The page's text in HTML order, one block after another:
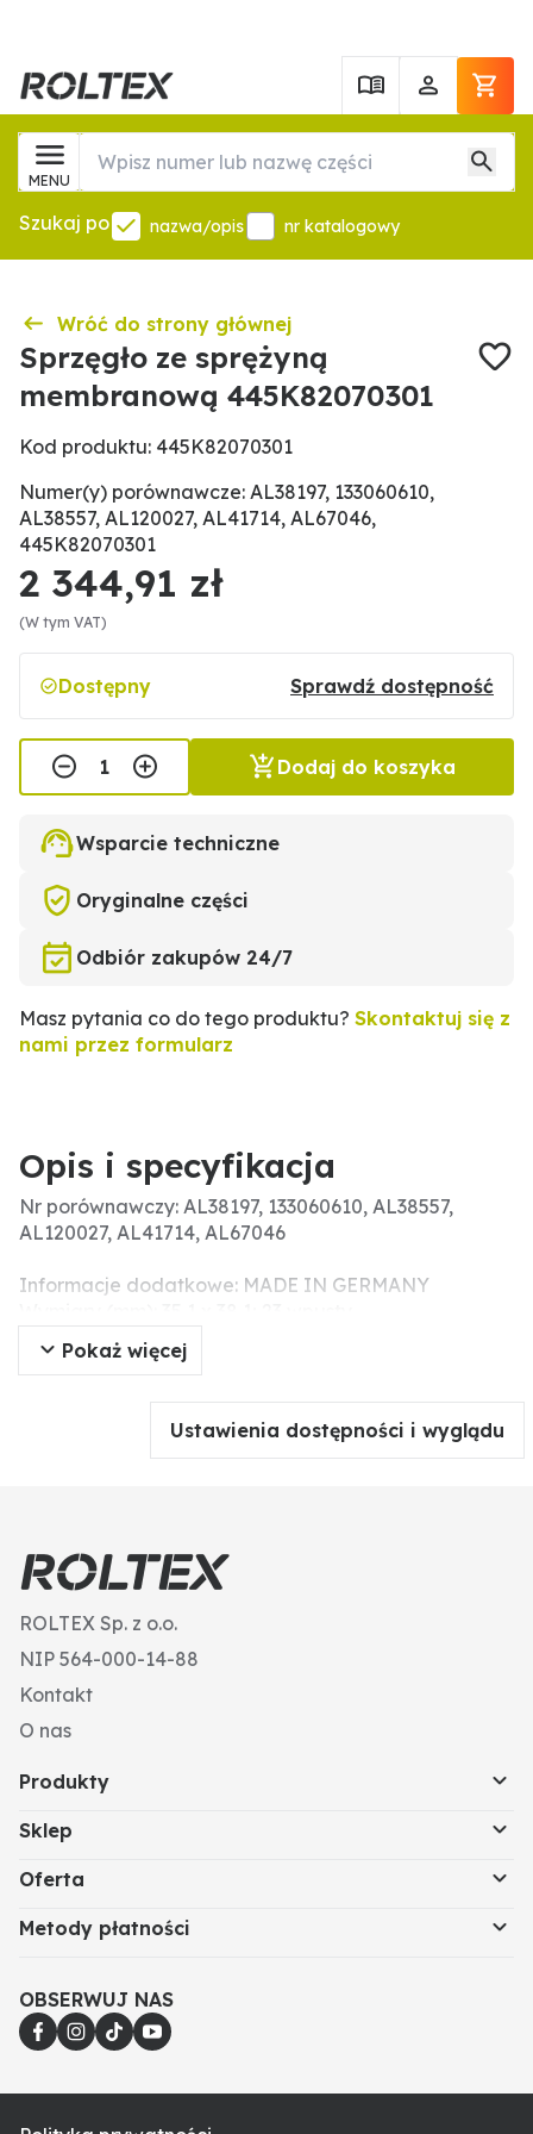
MENU
Szukaj po nazwa/opis nr katalogowy
Wróć do strony głównej
Sprzęgło ze sprężyną
membranową 445K82070301
Kod produktu: 445K82070301
Numer(y) porównawcze: AL38197, 133060610,
AL38557, AL120027, AL41714, AL67046,
445K82070301
2 344,91 zł
(W tym VAT)
Dostępny Sprawdź dostępność
Dodaj do koszyka
Wsparcie techniczne
Oryginalne części
Odbiór zakupów 24/7
Masz pytania co do tego produktu? Skontaktuj się z
nami przez formularz
Opis i specyfikacja
Nr porównawczy: AL38197, 133060610, AL38557,
AL120027, AL41714, AL67046
Informacje dodatkowe: MADE IN GERMANY
Wymiar koła zamachowego (mm): 21
Pokaż więcej
Ustawienia dostępności i wyglądu
ROLTEX Sp. z o.o.
NIP 564-000-14-88
Kontakt
O nas
Produkty
Sklep
Oferta
Metody płatności
OBSERWUJ NAS